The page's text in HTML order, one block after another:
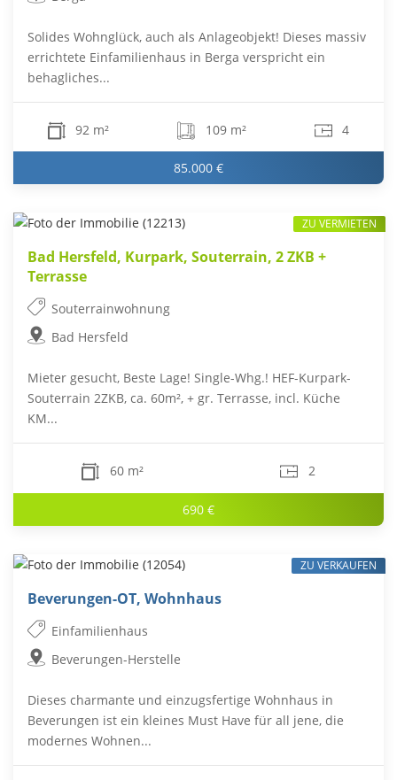
Solides Wohnglück, auch als Anlageobjekt! Dieses massiv
errichtete Einfamilienhaus in Berga verspricht ein
behagliches...
92 m² 109 m² 4
85.000 €
Bad Hersfeld, Kurpark, Souterrain, 2 ZKB +
Terrasse
Souterrainwohnung
Bad Hersfeld
Mieter gesucht, Beste Lage! Single-Whg.! HEF-Kurpark-
Souterrain 2ZKB, ca. 60m², + gr. Terrasse, incl. Küche
KM...
60 m² 2
690 €
ZU VERMIETEN
Beverungen-OT, Wohnhaus
Einfamilienhaus
Beverungen-Herstelle
Dieses charmante und einzugsfertige Wohnhaus in
Beverungen ist ein kleines Must Have für all jene, die
modernes Wohnen...
ZU VERKAUFEN